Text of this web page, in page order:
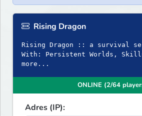
Rising Dragon
Rising Dragon :: a survival
With: Persistent Worlds,
more...
ONLINE (2/64
Adres (IP):